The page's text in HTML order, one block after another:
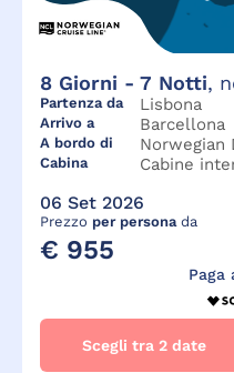
8 Giorni - 7 Notti,
Partenza da Lisbona
Arrivo a Barcellona
A bordo di Norwegian
Cabina Cabine
06 Set 2026
Prezzo per persona da
€ 955
Paga
Scegli tra 2 date